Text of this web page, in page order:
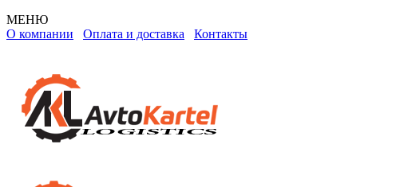
МЕНЮ
О компании Оплата и доставка Контакты